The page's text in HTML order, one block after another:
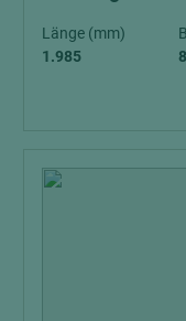
Länge (mm)
1.985